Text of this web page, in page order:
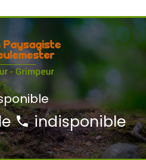
indisponible